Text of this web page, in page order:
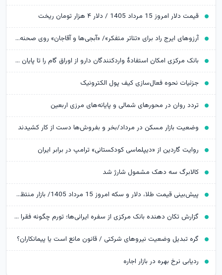
قیمت دلار امروز 15 مرداد 1405 / دلار ۴ هزار تومان ریخت
آرزوهای ایرج راد برای «تئاتر متفکر»/ «آبجی‌ها و آقاجان» روی صحنه می‌رود
بانک مرکزی امکان استفادۀ واردکنندگان دارو از اوراق گام را تا پایان امسال تمدید کرد
جزئیات نحوه فعال‌سازی کیف پول الکترونیک
تردد روان در محورهای شمالی و پایانه‌های مرزی اربعین
وضعیت بازار مسکن در مرداد/بخر و بفروش‌ها دست از کار کشیدند
روایت گاردین از «دیپلماسی کودکستانی» ترامپ در برابر ایران
کالابرگ سه دهک مشمول شارژ شد
پیش‌بینی قیمت طلا، دلار و سکه امروز 15 مرداد 1405/ بازار منتظر مذاکرات تنگه هرمز
گزارش تکان‌ دهنده بانک مرکزی از سفره ایرانی‌ها؛ تورم چگونه فقرا را فقیرتر کرد؟
گره تبدیل وضعیت نیروهای شرکتی / قانون مانع است یا پیمانکاران؟
ردیابی نرخ بهره در بازار اجاره